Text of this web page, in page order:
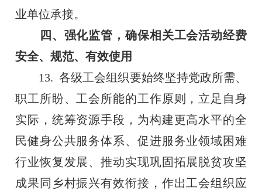
业单位承接。
四、强化监管，确保相关工会活动经费
安全、规范、有效使用
13. 各级工会组织要始终坚持党政所需、
职工所盼、工会所能的工作原则，立足自身
实际，统筹资源手段，为构建更高水平的全
民健身公共服务体系、促进服务业领域困难
行业恢复发展、推动实现巩固拓展脱贫攻坚
成果同乡村振兴有效衔接，作出工会组织应